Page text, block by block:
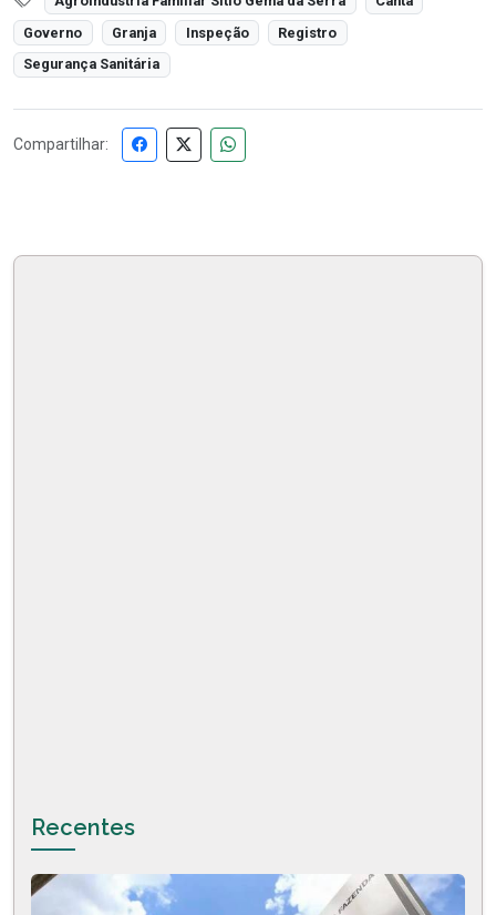
Governo
Granja Inspeção
Registro
Segurança Sanitária
Compartilhar:
Recentes